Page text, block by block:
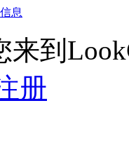
息
到
册